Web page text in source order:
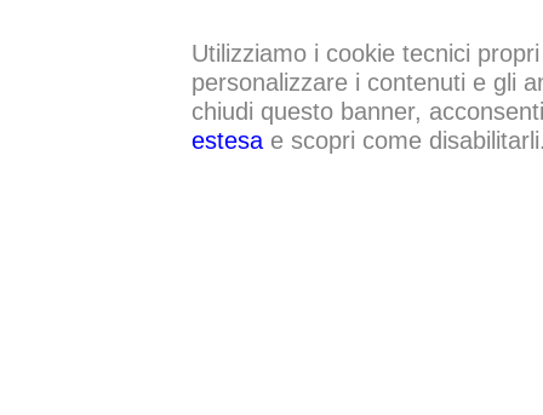
Utilizziamo i cookie tecnici
personalizzare i contenuti e gli
chiudi questo banner,
estesae scopri come